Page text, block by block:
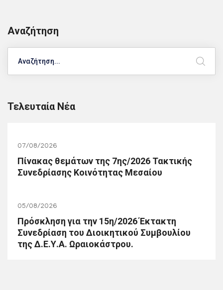
Αναζήτηση
Τελευταία Νέα
07/08/2026
Πίνακας θεμάτων της 7ης/2026 Τακτικής
Συνεδρίασης Κοινότητας Μεσαίου
05/08/2026
Πρόσκληση για την 15η/2026 Έκτακτη
Συνεδρίαση του Διοικητικού Συμβουλίου
της Δ.Ε.Υ.Α. Ωραιοκάστρου.